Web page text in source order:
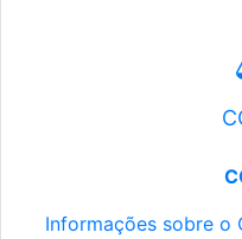
Informações sobre o